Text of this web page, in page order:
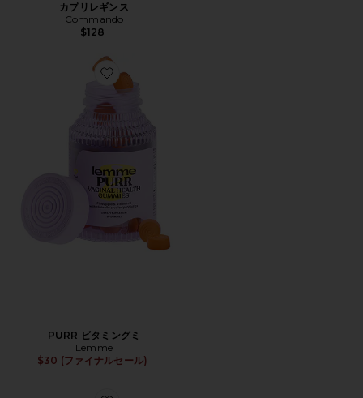
カプリレギンス
Commando
$128
Favorite PURR ビタミングミ
PURR ビタミングミ
Lemme
$30 (ファイナルセール)